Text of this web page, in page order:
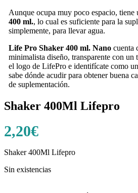
Aunque ocupa muy poco espacio, tiene
400 ml., lo cual es suficiente para la
simplemente, para llevar agua.
Life Pro Shaker 400 ml. Nanocuenta
minimalista diseño, transparente con
el logo de LifePro e identifícate como
sabe dónde acudir para obtener buena
de suplementación.
Shaker 400Ml Lifepro
2,20€
Shaker 400Ml Lifepro
Sin existencias